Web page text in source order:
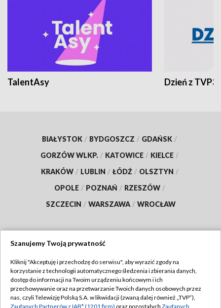
TalentAsy Dzień z TVP3
BIAŁYSTOK / BYDGOSZCZ / GDAŃSK /
GORZÓW WLKP. / KATOWICE / KIELCE /
KRAKÓW / LUBLIN / ŁÓDŹ / OLSZTYN /
OPOLE / POZNAŃ / RZESZÓW /
SZCZECIN / WARSZAWA / WROCŁAW
TVP
Abonament TVP
Emisja w TVP
Regulamin TVP
Szanujemy Twoją prywatność
Kliknij "Akceptuję i przechodzę do serwisu", aby wyrazić zgody na
korzystanie z technologii automatycznego śledzenia i zbierania danych,
dostęp do informacji na Twoim urządzeniu końcowym i ich
przechowywanie oraz na przetwarzanie Twoich danych osobowych przez
nas, czyli Telewizję Polską S.A. w likwidacji (zwaną dalej również „TVP”),
Zaufanych Partnerów z IAB* (1201 firm) oraz pozostałych Zaufanych